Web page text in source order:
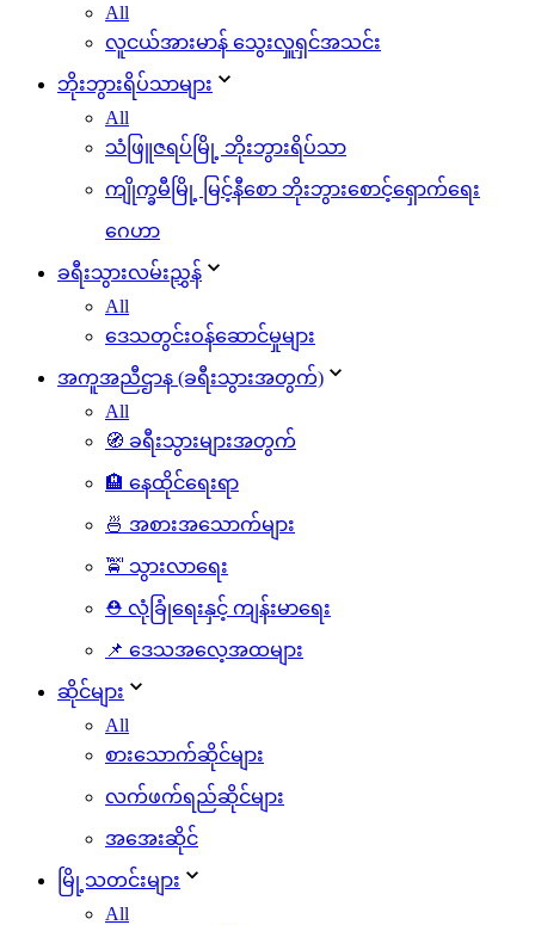
All
လူငယ်အားမာန် သွေးလှူရှင်အသင်း
ဘိုးဘွားရိပ်သာများ
All
သံဖြူဇရပ်မြို့ ဘိုးဘွားရိပ်သာ
ကျိုက္ခမီမြို့ မြင့်နီစော ဘိုးဘွားစောင့်ရှောက်ရေး
ဂေဟာ
ခရီးသွားလမ်းညွှန်
All
ဒေသတွင်းဝန်ဆောင်မှုများ
အကူအညီဌာန (ခရီးသွားအတွက်)
All
🧭 ခရီးသွားများအတွက်
🏨 နေထိုင်ရေးရာ
🍜 အစားအသောက်များ
🚖 သွားလာရေး
⛑️ လုံခြုံရေးနှင့် ကျန်းမာရေး
📌 ဒေသအလေ့အထများ
ဆိုင်များ
All
စားသောက်ဆိုင်များ
လက်ဖက်ရည်ဆိုင်များ
အအေးဆိုင်
မြို့သတင်းများ
All